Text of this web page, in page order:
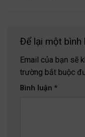
Để lại một bình
Email của bạn sẽ
trường bắt buộc
Bình luận *